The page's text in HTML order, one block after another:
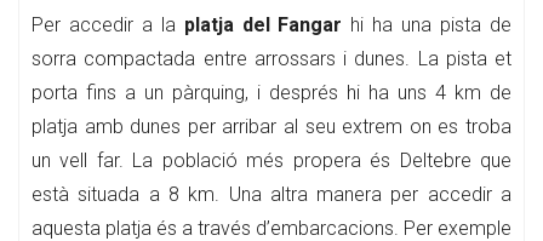
Per accedir a la platja del Fangar hi ha una pista de
sorra compactada entre arrossars i dunes. La pista et
porta fins a un pàrquing, i després hi ha uns 4 km de
platja amb dunes per arribar al seu extrem on es troba
un vell far. La població més propera és Deltebre que
està situada a 8 km. Una altra manera per accedir a
aquesta platja és a través d’embarcacions. Per exemple